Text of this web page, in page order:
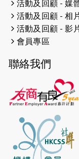
2023-05-29
2023-05-15
2023-04-17
2023-02-01
活動及回顧 - 媒
活動及回顧 - 相
活動及回顧 - 影
會員專區
聯絡我們